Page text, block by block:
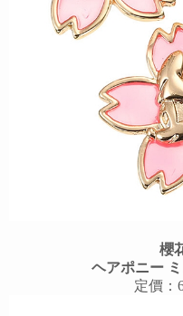
櫻
ヘアポニー
定價：